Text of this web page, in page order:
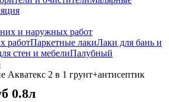
и наружных работ
работПаркетные лакиЛаки для бань и
стен и мебелиПалубный
Акватекс 2 в 1 грунт+антисептик
0.8л